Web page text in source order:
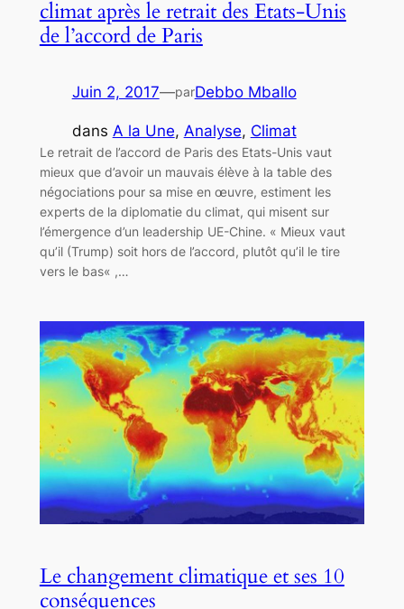
climat après le retrait des Etats-Unis
de l’accord de Paris
Juin 2, 2017—parDebbo Mballo
dans A la Une, Analyse, Climat
Le retrait de l’accord de Paris des Etats-Unis vaut
mieux que d’avoir un mauvais élève à la table des
négociations pour sa mise en œuvre, estiment les
experts de la diplomatie du climat, qui misent sur
l’émergence d’un leadership UE-Chine. « Mieux vaut
qu’il (Trump) soit hors de l’accord, plutôt qu’il le tire
vers le bas« ,…
Le changement climatique et ses 10
conséquences